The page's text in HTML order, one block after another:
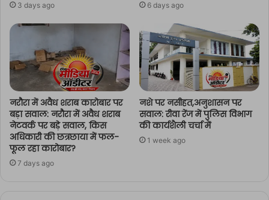
3 days ago 6 days ago
नरौरा में अवैध शराब कारोबार पर
बड़ा सवाल: नरौरा में अवैध शराब
नेटवर्क पर बड़े सवाल, किस
अधिकारी की छत्रछाया में फल-
फूल रहा कारोबार?
7 days ago
नशे पर नसीहत,अनुशासन पर
सवाल: रीवा रेंज में पुलिस विभाग
की कार्यशैली चर्चा में
1 week ago